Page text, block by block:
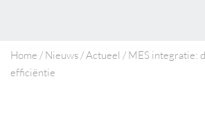
Home / Nieuws / Actueel / MES integratie:
efficiëntie